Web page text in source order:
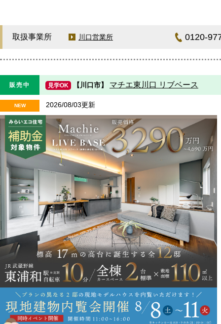
取扱事業所 川口営業所 0120-
販売中 見学OK 【川口市】 マチエ東川口 リブベース
NEW 2026/08/03更新